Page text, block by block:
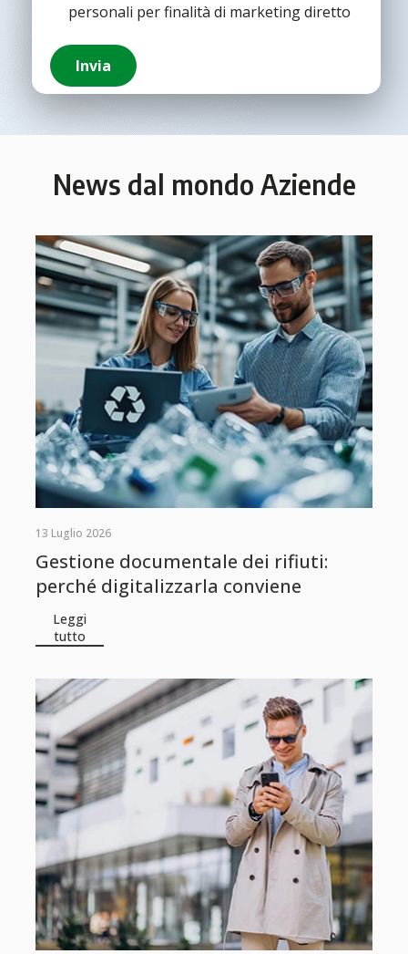
condizioni
personali per finalità di marketing diretto
Invia
News dal mondo Aziende
13 Luglio 2026
Gestione documentale dei rifiuti:
perché digitalizzarla conviene
Leggi
tutto